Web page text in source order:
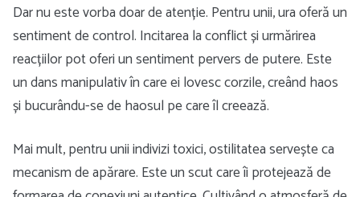
Dar nu este vorba doar de atenție. Pentru unii, ura oferă un
sentiment de control. Incitarea la conflict și urmărirea
reacțiilor pot oferi un sentiment pervers de putere. Este
un dans manipulativ în care ei lovesc corzile, creând haos
și bucurându-se de haosul pe care îl creează.
Mai mult, pentru unii indivizi toxici, ostilitatea servește ca
mecanism de apărare. Este un scut care îi protejează de